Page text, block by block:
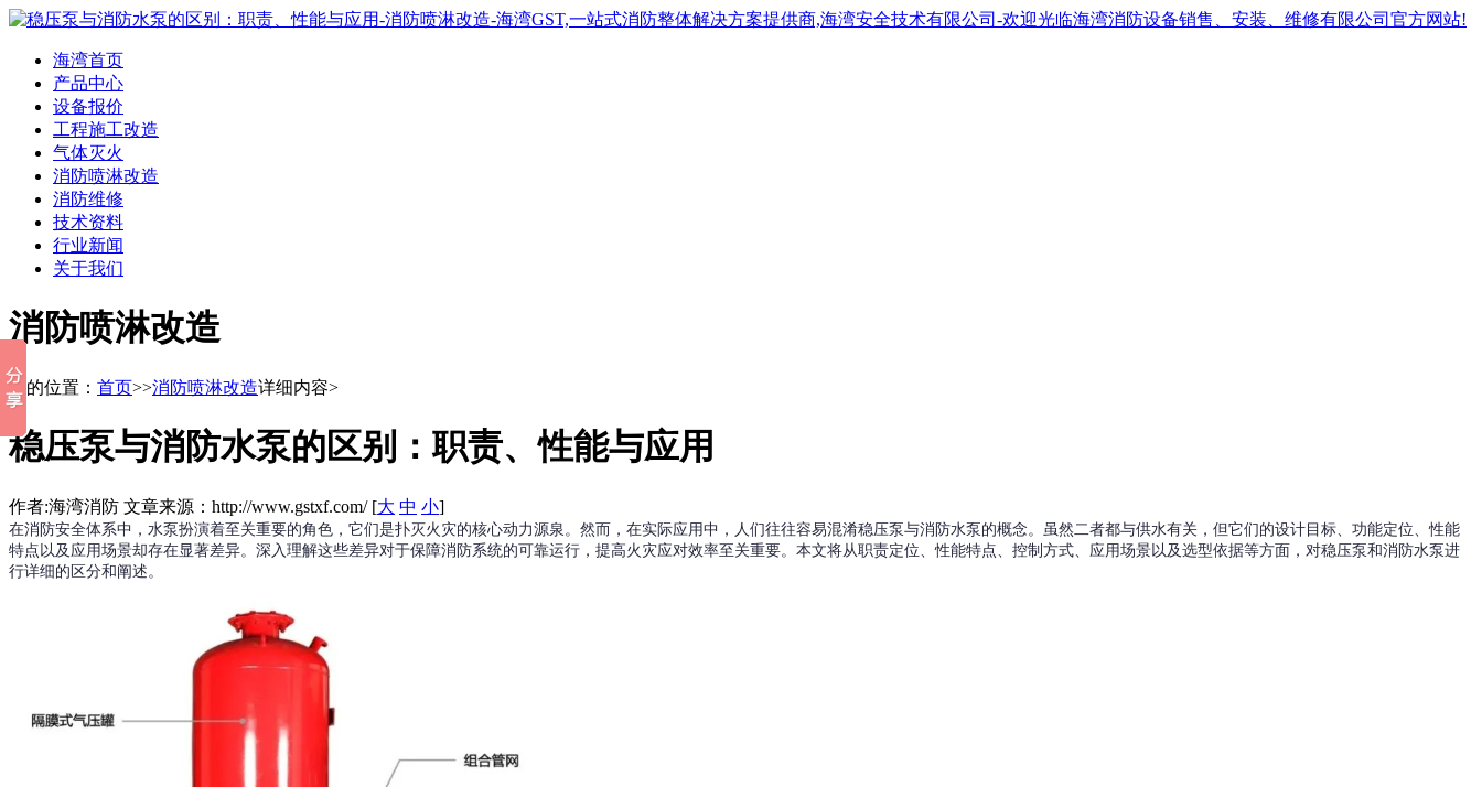
海湾首页
产品中心
设备报价
工程施工改造
气体灭火
消防喷淋改造
消防维修
技术资料
行业新闻
关于我们
消防喷淋改造
您的位置： 首页>>消防喷淋改造详细内容>
稳压泵与消防水泵的区别：职责、性能与应用
作者:海湾消防 文章来源：http://www.gstxf.com/ [大 中 小]
在消防安全体系中，水泵扮演着至关重要的角色，它们是扑灭火灾的核心动力源泉。然而，在实际应用中，人们往往容易混淆稳压泵与消防水泵的概念。虽然二者都与供水有关，但它们的设计目标、功能定位、性能
特点以及应用场景却存在显著差异。深入理解这些差异对于保障消防系统的可靠运行，提高火灾应对效率至关重要。本文将从职责定位、性能特点、控制方式、应用场景以及选型依据等方面，对稳压泵和消防水泵进
行详细的区分和阐述。